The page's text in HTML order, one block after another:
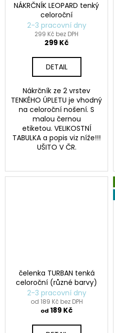
NÁKRČNÍK LEOPARD tenký
celoroční
2-3 pracovní dny
299 Kč bez DPH
299 Kč
DETAIL
Nákrčník ze 2 vrstev
TENKÉHO ÚPLETU je vhodný
na celoroční nošení. S
malou černou
etiketou. VELIKOSTNÍ
TABULKA a popis viz níže!!!
UŠITO V ČR.
čelenka TURBAN tenká
celoroční (různé barvy)
2-3 pracovní dny
od 189 Kč bez DPH
od 189 Kč